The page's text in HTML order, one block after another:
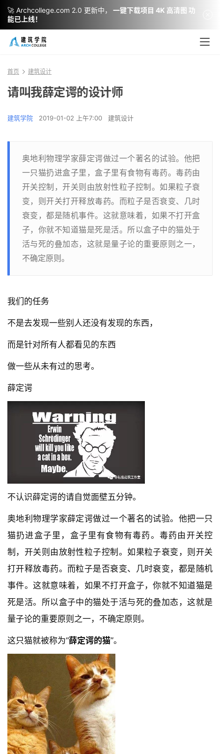
首页 建筑设计
请叫我薛定谔的设计师
建筑学院 2019-01-02 上午7:00 建筑设计
奥地利物理学家薛定谔做过一个著名的试验。他把
一只猫扔进盒子里，盒子里有食物有毒药。毒药由
开关控制，开关则由放射性粒子控制。如果粒子衰
变，则开关打开释放毒药。而粒子是否衰变、几时
衰变，都是随机事件。这就意味着，如果不打开盒
子，你就不知道猫是死是活。所以盒子中的猫处于
活与死的叠加态，这就是量子论的重要原则之一，
不确定原则。
我们的任务
不是去发现一些别人还没有发现的东西，
而是针对所有人都看见的东西
做一些从未有过的思考。
薛定谔
不认识薛定谔的请自觉面壁五分钟。
奥地利物理学家薛定谔做过一个著名的试验。他把一只
猫扔进盒子里，盒子里有食物有毒药。毒药由开关控
制，开关则由放射性粒子控制。如果粒子衰变，则开关
打开释放毒药。而粒子是否衰变、几时衰变，都是随机
事件。这就意味着，如果不打开盒子，你就不知道猫是
死是活。所以盒子中的猫处于活与死的叠加态，这就是
量子论的重要原则之一，不确定原则。
这只猫就被称为“薛定谔的猫”。
🚀 Archcollege.com 2.0 更新中，
一键下载项目 4K 高清图 功
能已上线！